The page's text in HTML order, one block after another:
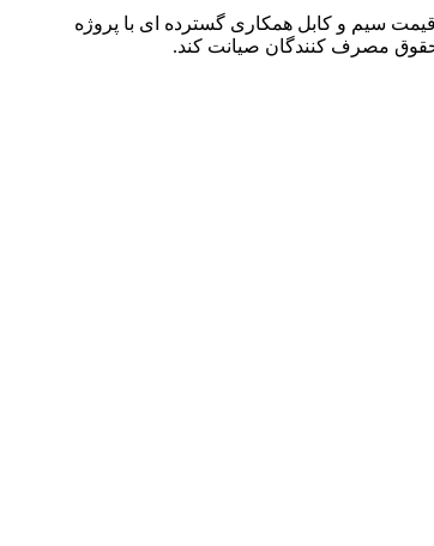
ها و همچنین ارائه بهترین قیمت سیم و کابل همکاری گسترده ای با پروژه
حقوق مصرف کنندگان صیانت کند.